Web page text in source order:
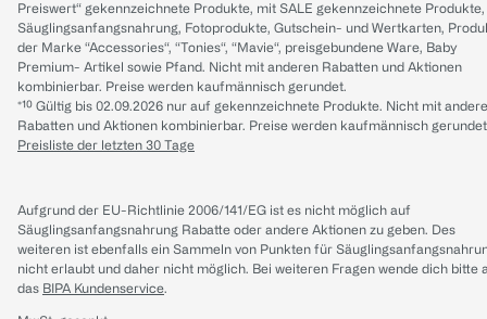
Preiswert“ gekennzeichnete Produkte, mit SALE gekennzeichnete Produkte,
Säuglingsanfangsnahrung, Fotoprodukte, Gutschein- und Wertkarten,
der Marke “Accessories“, “Tonies“, “Mavie“, preisgebundene Ware, Baby
Premium- Artikel sowie Pfand. Nicht mit anderen Rabatten und Aktionen
kombinierbar. Preise werden kaufmännisch gerundet.
*¹⁰ Gültig bis 02.09.2026 nur auf gekennzeichnete Produkte. Nicht mit
Rabatten und Aktionen kombinierbar. Preise werden kaufmännisch
Preisliste der letzten 30 Tage
Aufgrund der EU-Richtlinie 2006/141/EG ist es nicht möglich auf
Säuglingsanfangsnahrung Rabatte oder andere Aktionen zu geben. Des
weiteren ist ebenfalls ein Sammeln von Punkten für
nicht erlaubt und daher nicht möglich. Bei weiteren Fragen wende dich bitte
das BIPA Kundenservice.